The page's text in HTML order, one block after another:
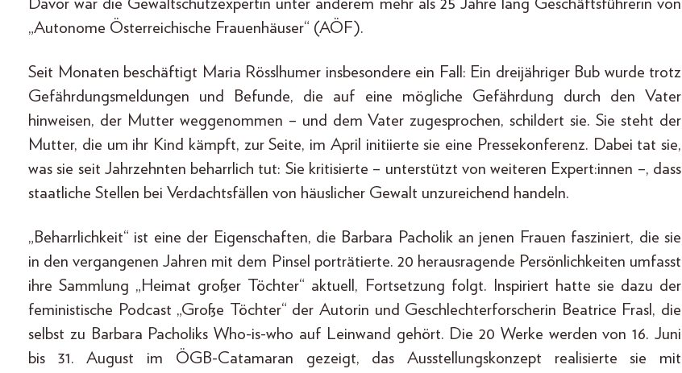
Davor war die Gewaltschutzexpertin unter anderem mehr als 25 Jahre lang Geschäftsführerin von
„Autonome Österreichische Frauenhäuser“ (AÖF).
Seit Monaten beschäftigt Maria Rösslhumer insbesondere ein Fall: Ein dreijähriger Bub wurde trotz
Gefährdungsmeldungen und Befunde, die auf eine mögliche Gefährdung durch den Vater
hinweisen, der Mutter weggenommen – und dem Vater zugesprochen, schildert sie. Sie steht der
Mutter, die um ihr Kind kämpft, zur Seite, im April initiierte sie eine Pressekonferenz. Dabei tat sie,
was sie seit Jahrzehnten beharrlich tut: Sie kritisierte – unterstützt von weiteren Expert:innen –, dass
staatliche Stellen bei Verdachtsfällen von häuslicher Gewalt unzureichend handeln.
„Beharrlichkeit“ ist eine der Eigenschaften, die Barbara Pacholik an jenen Frauen fasziniert, die sie
in den vergangenen Jahren mit dem Pinsel porträtierte. 20 herausragende Persönlichkeiten umfasst
ihre Sammlung „Heimat großer Töchter“ aktuell, Fortsetzung folgt. Inspiriert hatte sie dazu der
feministische Podcast „Große Töchter“ der Autorin und Geschlechterforscherin Beatrice Frasl, die
selbst zu Barbara Pacholiks Who-is-who auf Leinwand gehört. Die 20 Werke werden von 16. Juni
bis 31. August im ÖGB-Catamaran gezeigt, das Ausstellungskonzept realisierte sie mit